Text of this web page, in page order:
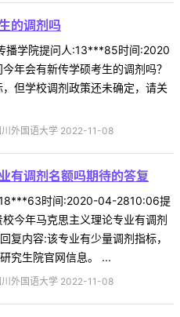
的调剂吗
播学院提问人:13***85时间:2020
年会有新传学硕考生的调剂吗？
但学校调剂政策还未确定，请关
川外国语大学 2022-11-08
有调剂名额吗期待的答复
时间:2020-04-2810:06提
今年马克思主义理论专业有调剂
复内容:该专业有少量调剂指标，
究生院官网信息。 ...
川外国语大学 2022-11-08